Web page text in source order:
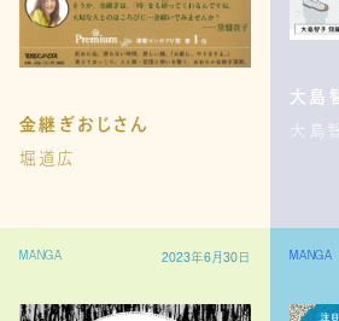
金継ぎおじさん
堀道広
大島
大島
MANGA 2023年6月30日 MANGA